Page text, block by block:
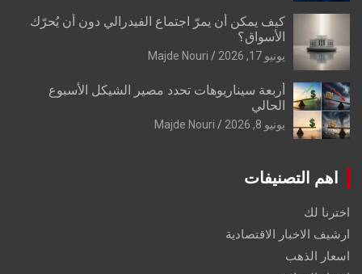
كيف يمكن أن يمرّ اجتماع الفيدرالي دون أن يُحرّك
الأسواق؟
يونيو 17, 2026 Majde Nouri
أربعة سيناريوهات تحدد مصير الشيكل الأسبوع
الحالي
يونيو 8, 2026 Majde Nouri
اهم التصنيفات
اخترنا لك
ارشيف الاخبار الاقتصادية
اسعار الذهب